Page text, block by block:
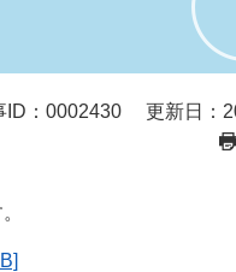
ID：0002430
更新日：